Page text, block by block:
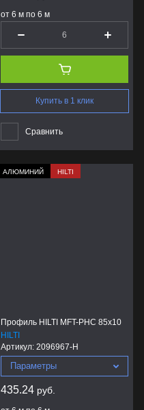
от 6 м по 6 м
Купить в 1 клик
Сравнить
АЛЮМИНИЙ HILTI
Профиль HILTI MFT-PHC 85x10
HILTI
Артикул: 2096967-H
Параметры
435.24 руб.